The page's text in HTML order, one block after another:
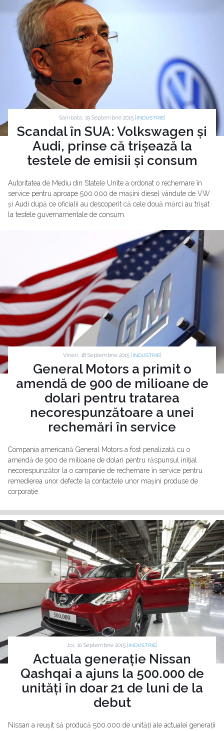
Sambata, 19 Septembrie 2015 | INDUSTRIE|
Scandal în SUA: Volkswagen și
Audi, prinse că trișează la
testele de emisii și consum
Autoritatea de Mediu din Statele Unite a ordonat o rechemare în
service pentru aproape 500.000 de mașini diesel vândute de VW
și Audi după ce oficialii au descoperit că cele două mărci au trișat
la testele guvernamentale de consum.
Vineri, 18 Septembrie 2015 | INDUSTRIE|
General Motors a primit o
amendă de 900 de milioane de
dolari pentru tratarea
necorespunzătoare a unei
rechemări în service
Compania americană General Motors a fost penalizată cu o
amendă de 900 de milioane de dolari pentru răspunsul inițial
necorespunzător la o campanie de rechemare în service pentru
remedierea unor defecte la contactele unor mașini produse de
corporație.
Joi, 10 Septembrie 2015 | INDUSTRIE
Actuala generație Nissan
Qashqai a ajuns la 500.000 de
unități în doar 21 de luni de la
debut
Nissan a reușit să producă 500.000 de unități ale actualei generații